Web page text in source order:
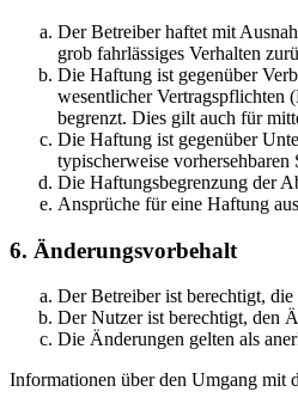
Der Betreiber haftet mit
grob fahrlässiges Verhalten
Die Haftung ist gegenüber
wesentlicher Vertragspflichten
begrenzt. Dies gilt auch für
Die Haftung ist gegenüber
typischerweise
Die Haftungsbegrenzung der
Ansprüche für eine Haftung
6. Änderungsvorbehalt
Der Betreiber ist berechtigt,
Der Nutzer ist berechtigt, den
Die Änderungen gelten als
Informationen über den Umgang mit